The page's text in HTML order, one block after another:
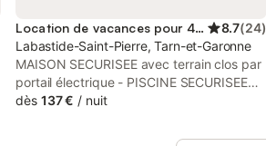
Location de vacances pour 4 personnes 8.7(24)
Labastide-Saint-Pierre, Tarn-et-Garonne
MAISON SECURISEE avec terrain clos par
portail électrique - PISCINE SECURISEE
avec alarme. NUDISTES REFUSES. Maison
2 personnes, salon, séjour, salle de bain (2
dès 137 € / nuit